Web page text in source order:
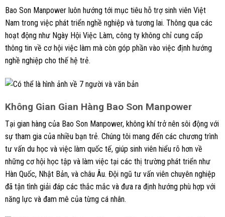
Bao Son Manpower luôn hướng tới mục tiêu hỗ trợ sinh viên Việt
Nam trong việc phát triển nghề nghiệp và tương lai. Thông qua các
hoạt động như Ngày Hội Việc Làm, công ty không chỉ cung cấp
thông tin về cơ hội việc làm mà còn góp phần vào việc định hướng
nghề nghiệp cho thế hệ trẻ.
Không Gian Gian Hàng Bao Son Manpower
Tại gian hàng của Bao Son Manpower, không khí trở nên sôi động với
sự tham gia của nhiều bạn trẻ. Chúng tôi mang đến các chương trình
tư vấn du học và việc làm quốc tế, giúp sinh viên hiểu rõ hơn về
những cơ hội học tập và làm việc tại các thị trường phát triển như
Hàn Quốc, Nhật Bản, và châu Âu. Đội ngũ tư vấn viên chuyên nghiệp
đã tận tình giải đáp các thắc mắc và đưa ra định hướng phù hợp với
năng lực và đam mê của từng cá nhân.